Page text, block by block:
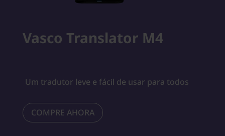
Vasco Translator M4
Um tradutor leve e fácil de usar para todos
COMPRE AHORA